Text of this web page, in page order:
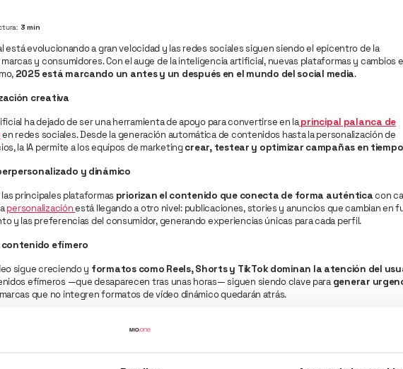
3 min
está evolucionando a gran velocidad y las redes sociales siguen siendo el epicentro de la
y consumidores. Con el auge de la inteligencia artificial, nuevas plataformas y cambios
2025 está marcando un antes y un después en el mundo del social media.
creativa
ha dejado de ser una herramienta de apoyo para convertirse en laprincipal palanca de
en redes sociales. Desde la generación automática de contenidos hasta la personalización de
la IA permite a los equipos de marketingcrear, testear y optimizar campañas en
y dinámico
principales plataformas priorizan el contenido que conecta de forma auténticacon
personalizaciónestá llegando a otro nivel: publicaciones, stories y anuncios que cambian en
y las preferencias del consumidor, generando experiencias únicas para cada perfil.
efímero
sigue creciendo y formatos como Reels, Shorts y TikTok dominan la atención del
efímeros —que desaparecen tras unas horas— siguen siendo clave paragenerar
que no integren formatos de vídeo dinámico quedarán atrás.